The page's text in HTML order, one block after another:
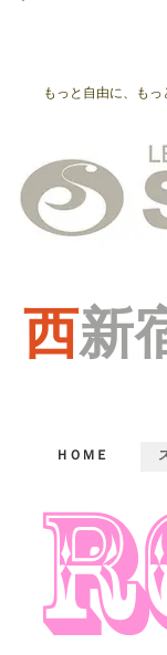
もっと自由に、も
西新
ＨＯＭＥ